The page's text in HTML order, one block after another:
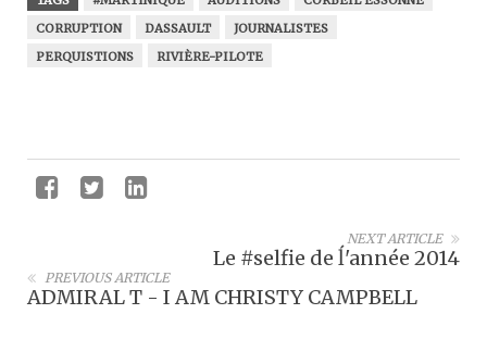
CORRUPTION
DASSAULT
JOURNALISTES
PERQUISTIONS
RIVIÈRE-PILOTE
NEXT ARTICLE
Le #selfie de ĺ'année 2014
PREVIOUS ARTICLE
ADMIRAL T - I AM CHRISTY CAMPBELL